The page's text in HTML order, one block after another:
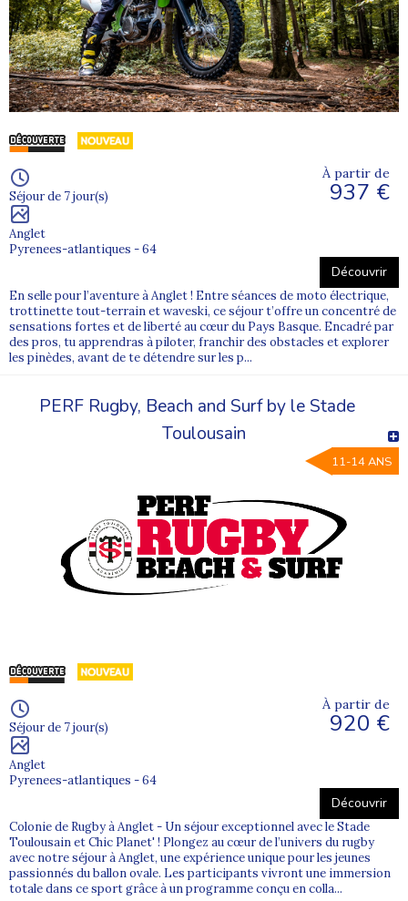
Séjour de 7 jour(s)
Anglet
Pyrenees-atlantiques - 64
À partir de
937 €
Découvrir
En selle pour l’aventure à Anglet ! Entre séances de moto électrique,
trottinette tout-terrain et waveski, ce séjour t’offre un concentré de
sensations fortes et de liberté au cœur du Pays Basque. Encadré par
des pros, tu apprendras à piloter, franchir des obstacles et explorer
les pinèdes, avant de te détendre sur les p...
PERF Rugby, Beach and Surf by le Stade
Toulousain
11-14 ANS
Séjour de 7 jour(s)
Anglet
Pyrenees-atlantiques - 64
À partir de
920 €
Découvrir
Colonie de Rugby à Anglet - Un séjour exceptionnel avec le Stade
Toulousain et Chic Planet' ! Plongez au cœur de l’univers du rugby
avec notre séjour à Anglet, une expérience unique pour les jeunes
passionnés du ballon ovale. Les participants vivront une immersion
totale dans ce sport grâce à un programme conçu en colla...